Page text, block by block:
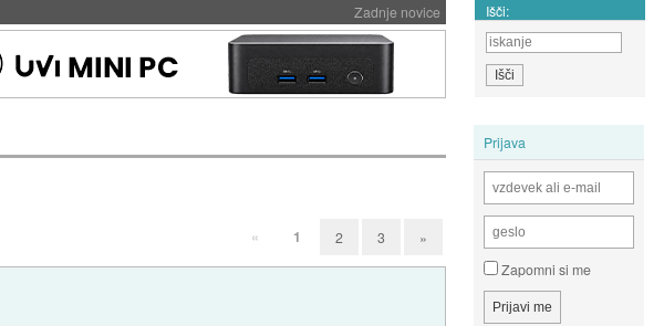
Zadnje novice Išči:
Prijava
Zapomni si me
« 1 2 3 »